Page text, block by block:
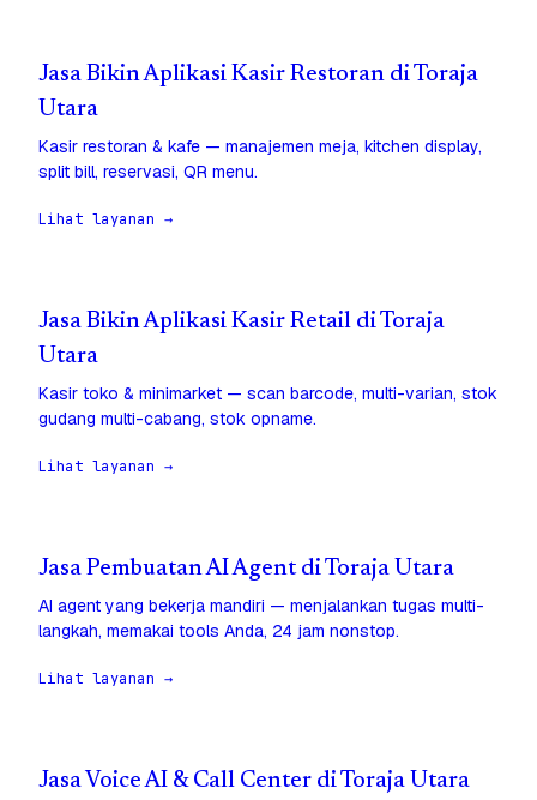
Jasa Bikin Aplikasi Kasir Restoran di Toraja
Utara
Kasir restoran & kafe — manajemen meja, kitchen display,
split bill, reservasi, QR menu.
Lihat layanan →
Jasa Bikin Aplikasi Kasir Retail di Toraja
Utara
Kasir toko & minimarket — scan barcode, multi-varian, stok
gudang multi-cabang, stok opname.
Lihat layanan →
Jasa Pembuatan AI Agent di Toraja Utara
AI agent yang bekerja mandiri — menjalankan tugas multi-
langkah, memakai tools Anda, 24 jam nonstop.
Lihat layanan →
Jasa Voice AI & Call Center di Toraja Utara